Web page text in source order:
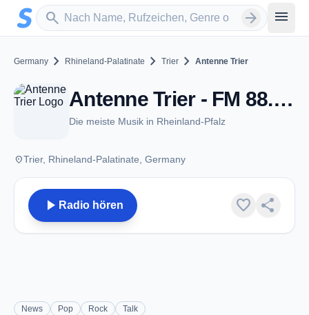
Zum Hauptinhalt springen
search
Sender suchen arrow_forward menu
Germany chevron_right Rhineland-Palatinate chevron_right Trier chevron_right Antenne Trier
Antenne Trier - FM 88.4 - Trier
Die meiste Musik in Rheinland-Pfalz
placeTrier, Rhineland-Palatinate, Germany
play_arrow Radio hören favorite share
News Pop Rock Talk